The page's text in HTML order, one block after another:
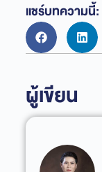
แชร์บทความนี้:
ผู้เขียน